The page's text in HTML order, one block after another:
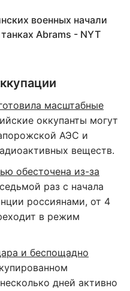
военных начали
Abrams - NYT
масштабные
оккупанты могут
АЭС и
веществ.
обесточена из-за
раз с начала
россиянами, от 4
в режим
и беспощадно
дней активно